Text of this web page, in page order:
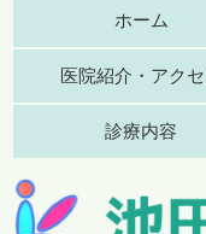
ホーム
医院紹介・アク
診療内容